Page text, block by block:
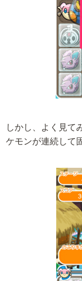
しかし、よく見て
ケモンが連続して